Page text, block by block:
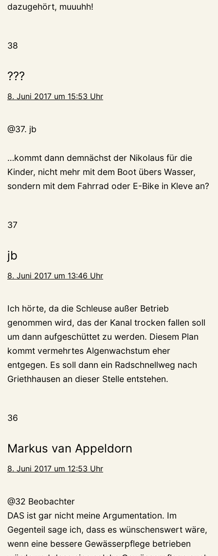
dazugehört, muuuhh!
38
???
8. Juni 2017 um 15:53 Uhr
@37. jb
…kommt dann demnächst der Nikolaus für die
Kinder, nicht mehr mit dem Boot übers Wasser,
sondern mit dem Fahrrad oder E-Bike in Kleve an?
37
jb
8. Juni 2017 um 13:46 Uhr
Ich hörte, da die Schleuse außer Betrieb
genommen wird, das der Kanal trocken fallen soll
um dann aufgeschüttet zu werden. Diesem Plan
kommt vermehrtes Algenwachstum eher
entgegen. Es soll dann ein Radschnellweg nach
Griethhausen an dieser Stelle entstehen.
36
Markus van Appeldorn
8. Juni 2017 um 12:53 Uhr
@32 Beobachter
DAS ist gar nicht meine Argumentation. Im
Gegenteil sage ich, dass es wünschenswert wäre,
wenn eine bessere Gewässerpflege betrieben